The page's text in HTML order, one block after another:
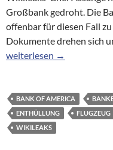
Großbank gedroht. Die
offenbar für diesen Fall
Dokumente drehen sich
Wikileaks: US-Großbank
weiterlesen →
BANK OF AMERICA
ENTHÜLLUNG
FLUGZEUG
WIKILEAKS